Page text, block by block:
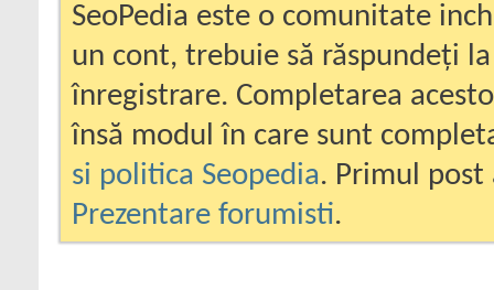
SeoPedia este o comunitate
un cont, trebuie să răspundeți
înregistrare. Completarea
însă modul în care sunt
si politica Seopedia. Primul
Prezentare forumisti.